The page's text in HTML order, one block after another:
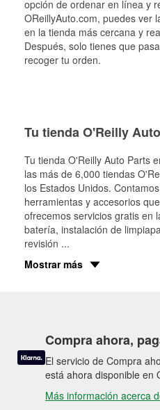
opción de ordenar en línea y
OReillyAuto.com, puedes ver
en la tienda más cercana y
Después, solo tienes que
recoger tu orden.
Tu tienda O'Reilly
Tu tienda O'Reilly Auto Parts
las más de 6,000 tiendas
los Estados Unidos.
herramientas y accesorios
ofrecemos servicios gratis en
batería, instalación de
revisión ...
Mostrar más
Compra ahora,
El servicio de Compra
está ahora disponible en
Más información acerca